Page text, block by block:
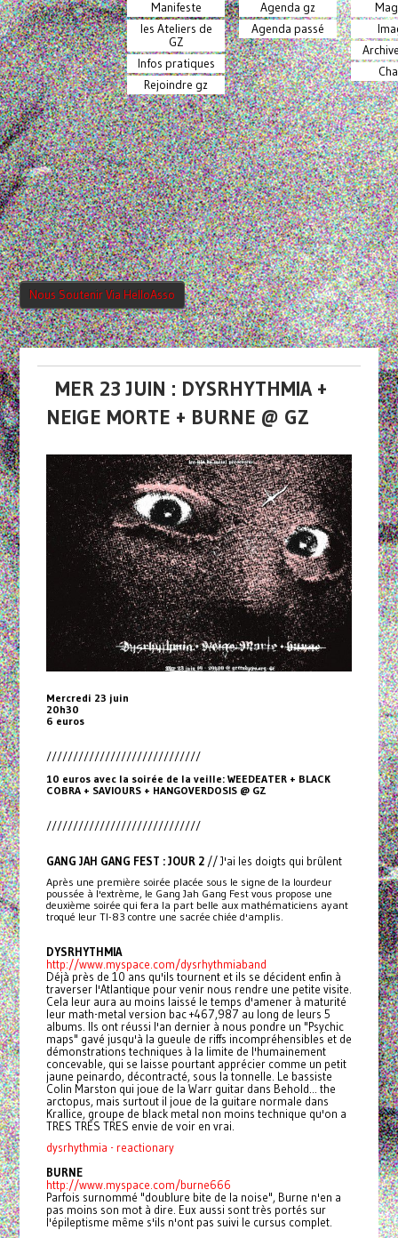
Manifeste
les Ateliers de
GZ
Infos pratiques
Rejoindre gz
Agenda gz
Agenda passé
Nous Soutenir Via HelloAsso
MER 23 JUIN : DYSRHYTHMIA +
NEIGE MORTE + BURNE @ GZ
Mercredi 23 juin
20h30
6 euros
/////////////////////////////
10 euros avec la soirée de la veille: WEEDEATER + BLACK
COBRA + SAVIOURS + HANGOVERDOSIS @ GZ
/////////////////////////////
GANG JAH GANG FEST : JOUR 2// J'ai les doigts qui brûlent
Après une première soirée placée sous le signe de la lourdeur
poussée à l'extrème, le Gang Jah Gang Fest vous propose une
deuxième soirée qui fera la part belle aux mathématiciens ayant
troqué leur TI-83 contre une sacrée chiée d'amplis.
DYSRHYTHMIA
http://www.myspace.com/dysrhythmiaband
Déjà près de 10 ans qu'ils tournent et ils se décident enfin à
traverser l'Atlantique pour venir nous rendre une petite visite.
Cela leur aura au moins laissé le temps d'amener à maturité
leur math-metal version bac +467,987 au long de leurs 5
albums. Ils ont réussi l'an dernier à nous pondre un "Psychic
maps" gavé jusqu'à la gueule de riffs incompréhensibles et de
démonstrations techniques à la limite de l'humainement
concevable, qui se laisse pourtant apprécier comme un petit
jaune peinardo, décontracté, sous la tonnelle. Le bassiste
Colin Marston qui joue de la Warr guitar dans Behold... the
arctopus, mais surtout il joue de la guitare normale dans
Krallice, groupe de black metal non moins technique qu'on a
TRES TRES TRES envie de voir en vrai.
dysrhythmia - reactionary
BURNE
http://www.myspace.com/burne666
Parfois surnommé "doublure bite de la noise", Burne n'en a
pas moins son mot à dire. Eux aussi sont très portés sur
l'épileptisme même s'ils n'ont pas suivi le cursus complet.